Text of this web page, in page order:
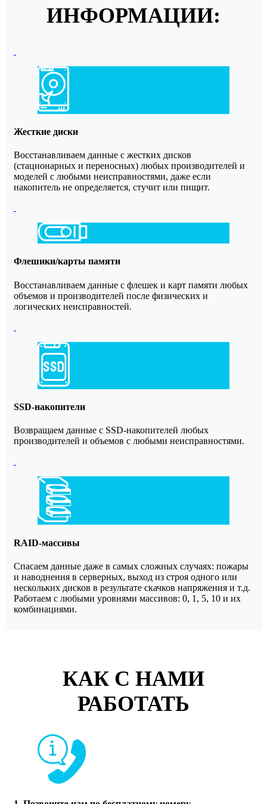
ИНФОРМАЦИИ:
Жесткие диски
Восстанавливаем данные с жестких дисков
(стационарных и переносных) любых производителей и
моделей с любыми неисправностями, даже если
накопитель не определяется, стучит или пищит.
Флешики/карты памяти
Восстанавливаем данные с флешек и карт памяти любых
объемов и производителей после физических и
логических неисправностей.
SSD-накопители
Возвращаем данные с SSD-накопителей любых
производителей и объемов с любыми неисправностями.
RAID-массивы
Спасаем данные даже в самых сложных случаях: пожары
и наводнения в серверных, выход из строя одного или
нескольких дисков в результате скачков напряжения и т.д.
Работаем с любыми уровнями массивов: 0, 1, 5, 10 и их
комбинациями.
КАК С НАМИ
РАБОТАТЬ